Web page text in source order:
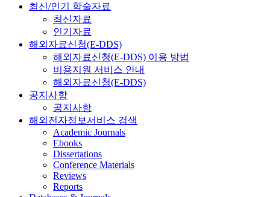
최신/인기 학술자료
최신자료
인기자료
해외자료신청(E-DDS)
해외자료신청(E-DDS) 이용 방법
비용지원 서비스 안내
해외자료신청(E-DDS)
공지사항
공지사항
해외전자정보서비스 검색
Academic Journals
Ebooks
Dissertations
Conference Materials
Reviews
Reports